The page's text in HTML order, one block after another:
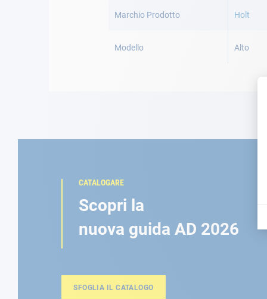
Informazioni
Marchio Prodotto Holt
Modello Alto
CATALOGARE
Scopri la
nuova guida AD 2026
SFOGLIA IL CATALOGO